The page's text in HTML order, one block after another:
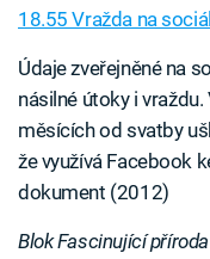
18.55 Vražda na
Údaje zveřejněné na
násilné útoky i
měsících od svatby
že využívá Facebook
dokument (2012)
Blok Fascinující příroda